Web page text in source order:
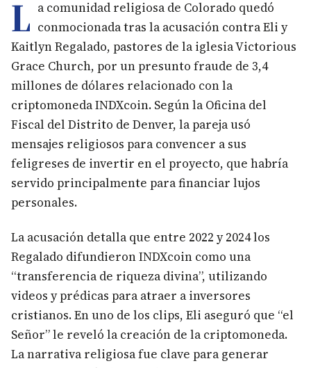
L a comunidad religiosa de Colorado quedó
conmocionada tras la acusación contra Eli y
Kaitlyn Regalado, pastores de la iglesia Victorious
Grace Church, por un presunto fraude de 3,4
millones de dólares relacionado con la
criptomoneda INDXcoin. Según la Oficina del
Fiscal del Distrito de Denver, la pareja usó
mensajes religiosos para convencer a sus
feligreses de invertir en el proyecto, que habría
servido principalmente para financiar lujos
personales.
La acusación detalla que entre 2022 y 2024 los
Regalado difundieron INDXcoin como una
“transferencia de riqueza divina”, utilizando
videos y prédicas para atraer a inversores
cristianos. En uno de los clips, Eli aseguró que “el
Señor” le reveló la creación de la criptomoneda.
La narrativa religiosa fue clave para generar